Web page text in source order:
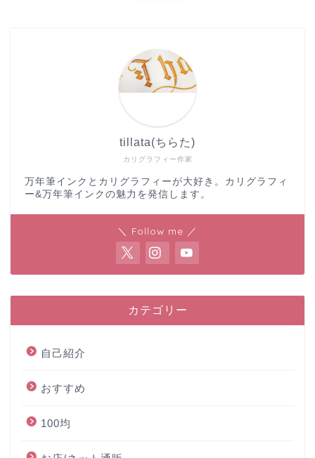
カリグラフィー作家
tillata(ちらた)
万年筆インクとカリグラフィーが大好き。カリグラフィ
ー&万年筆インクの魅力を発信します。
＼ Follow me ／
カテゴリー
自己紹介
おすすめ
100均